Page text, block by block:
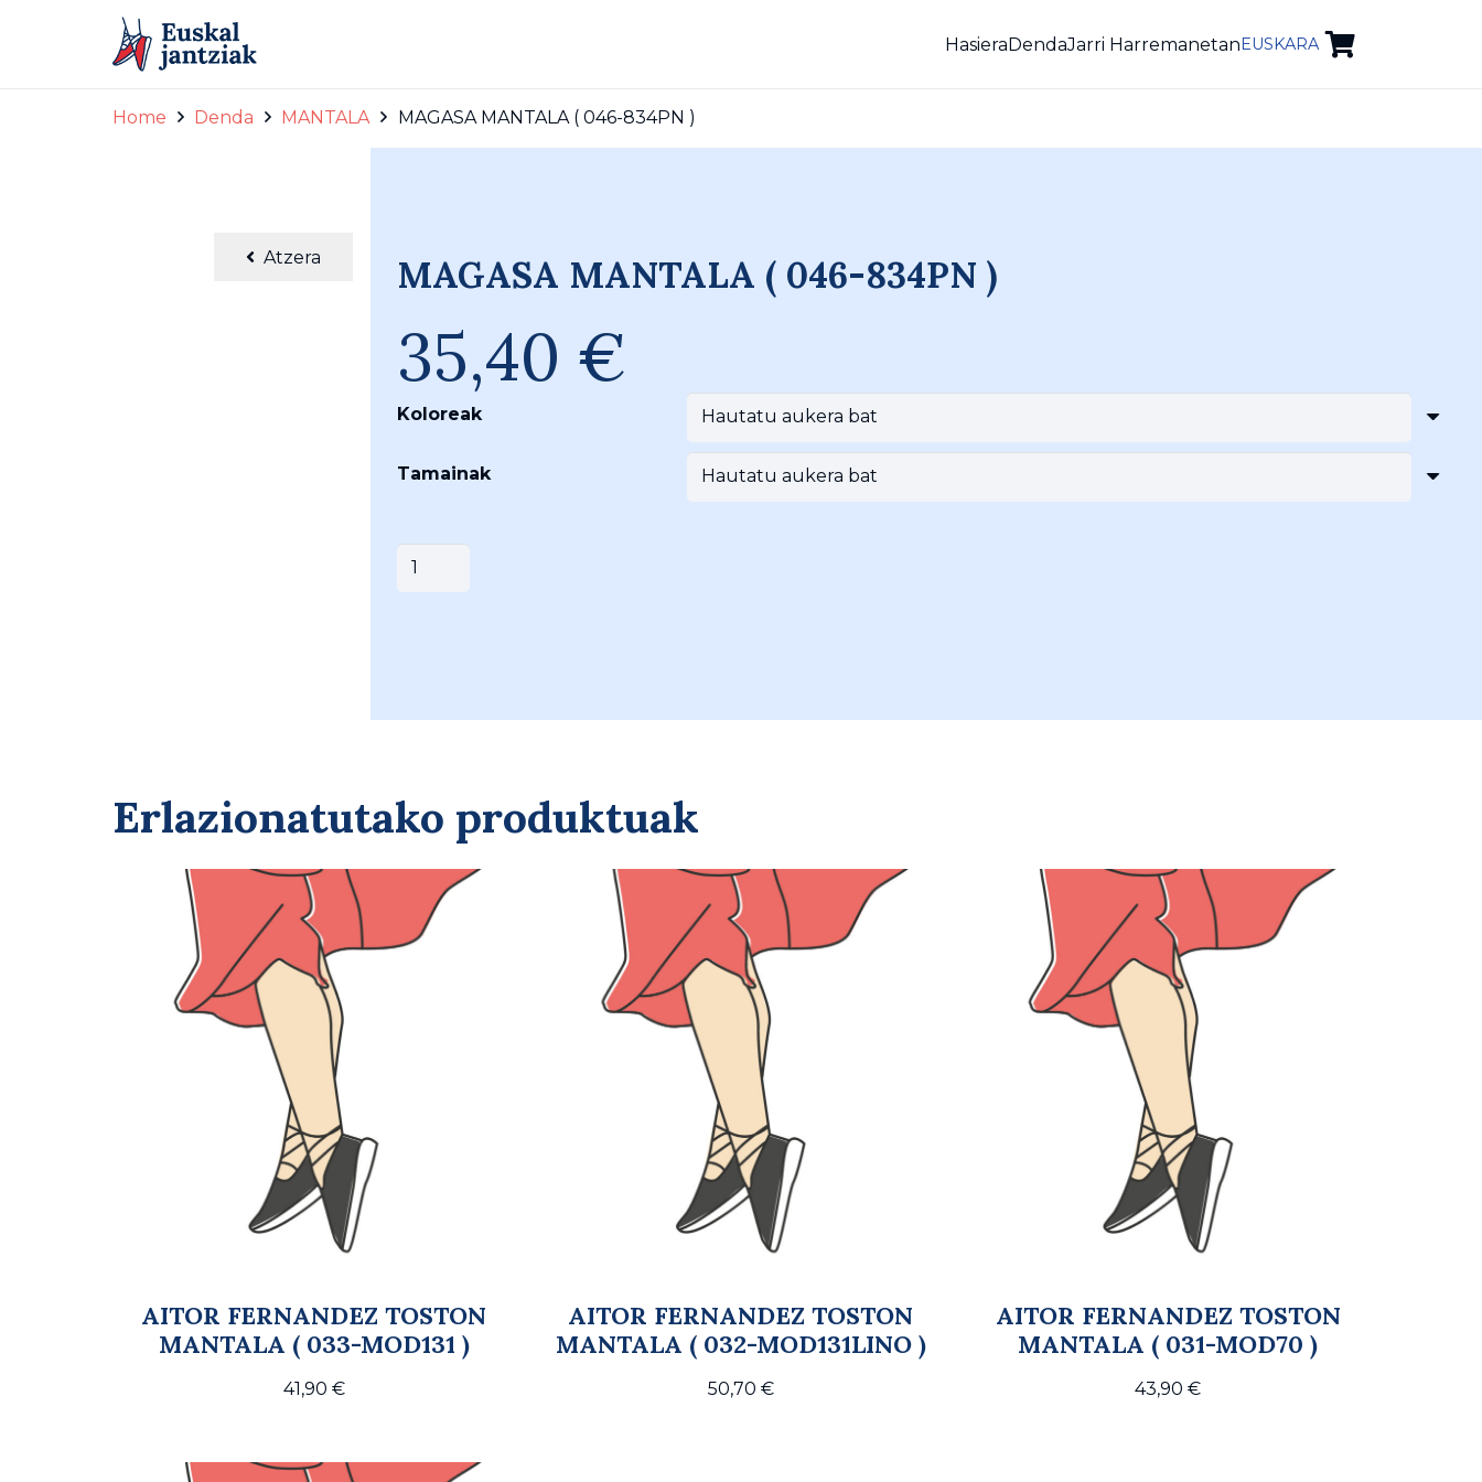
HasieraDendaJarri HarremanetanEUSKARA
Home Denda MANTALA
MAGASA MANTALA ( 046-834PN )
Atzera MAGASA MANTALA ( 046-834PN )
35,40 €
Koloreak
Tamainak
Erlazionatutako produktuak
AITOR FERNANDEZ TOSTON
MANTALA ( 033-MOD131 )
41,90 €
AITOR FERNANDEZ TOSTON
MANTALA ( 032-MOD131LINO )
50,70 €
AITOR FERNANDEZ TOSTON
MANTALA ( 031-MOD70 )
43,90€